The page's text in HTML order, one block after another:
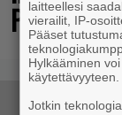
Pro Ultra
laitteellesi
vierailit, IP-
Pääset
Hylkääminen
käytettävyyteen.
Jotkin